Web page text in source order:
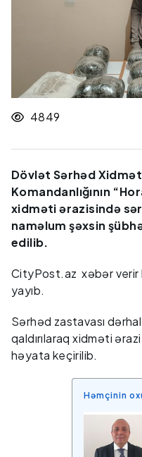
4849
Dövlət Sərhəd
Komandanlığının
xidməti ərazisində
naməlum şəxsin
edilib.
CityPost.az xəbər verir
yayıb.
Sərhəd zastavası
qaldırılaraq xidməti
həyata keçirilib.
Həmçinin